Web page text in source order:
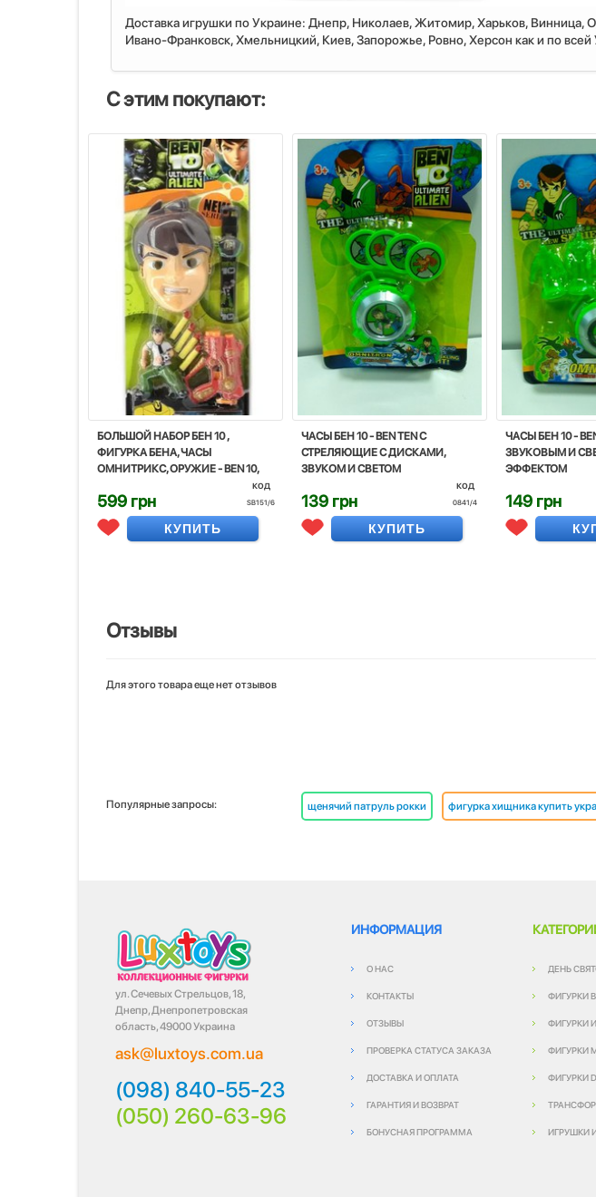
Доставка игрушки по Украине: Днепр, Николаев, Житомир, Харьков, Винница,
Ивано-Франковск, Хмельницкий, Киев, Запорожье, Ровно, Херсон как и по всей
С этим покупают:
БОЛЬШОЙ НАБОР БЕН 10 ,
ФИГУРКА БЕНА, ЧАСЫ
ОМНИТРИКС, ОРУЖИЕ - BEN 10,
SUPERHERO, OMNITRIX, BANDAI
599 грн
код
SB151/6
КУПИТЬ
ЧАСЫ БЕН 10 - BEN TEN С
СТРЕЛЯЮЩИЕ С ДИСКАМИ,
ЗВУКОМ И СВЕТОМ
139 грн
код
0841/4
КУПИТЬ
ЧАСЫ БЕН 10 -
ЗВУКОВЫМ И
ЭФФЕКТОМ
149 грн
Отзывы
Для этого товара еще нет отзывов
Популярные запросы: щенячий патруль рокки фигурка хищника купить
ул. Сечевых Стрельцов, 18,
Днепр, Днепропетровская
область, 49000 Украина
ask@luxtoys.com.ua
(098) 840-55-23
(050) 260-63-96
ИНФОРМАЦИЯ
О НАС
КОНТАКТЫ
ОТЗЫВЫ
ПРОВЕРКА СТАТУСА ЗАКАЗА
ДОСТАВКА И ОПЛАТА
ГАРАНТИЯ И ВОЗВРАТ
БОНУСНАЯ ПРОГРАММА
ДЕНЬ
ФИГУРКИ
ФИГУРКИ
ФИГУРКИ
ФИГУРКИ
ИГРУШКИ